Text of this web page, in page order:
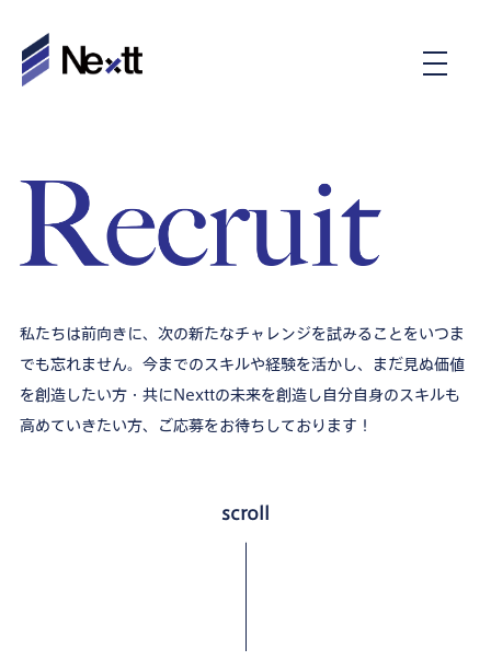
私たちは前向きに、次の新たなチャレンジを試みることをいつま
でも忘れません。今までのスキルや経験を活かし、まだ見ぬ価値
を創造したい方・共にNexttの未来を創造し自分自身のスキルも
高めていきたい方、ご応募をお待ちしております！
scroll